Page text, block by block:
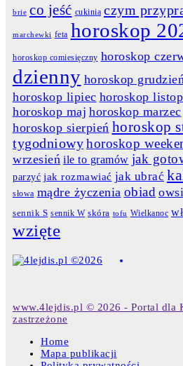
brie co jeść cukinia czym
marchewki feta horoskop
horoskop comiesięczny horoskop
dzienny horoskop grudzień
horoskop lipiec horoskop
horoskop maj horoskop marzec
horoskop sierpień horoskop
tygodniowyhoroskop
wrzesień ile to gramów jak
parzyć jak rozmawiać jak ubrać
słowa mądre życzenia obiad
sennik S sennik W skóra tofu Wielkanoc
wzięte
www.4lejdis.pl © 2026 - Portal dla
zastrzeżone
Home
Mapa publikacji